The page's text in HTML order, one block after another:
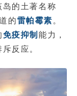
的土著名称
的雷帕霉素 。
免疫抑制能力，
反应。